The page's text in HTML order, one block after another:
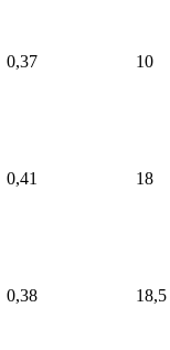
0,37 10
0,41 18
0,38 18,5